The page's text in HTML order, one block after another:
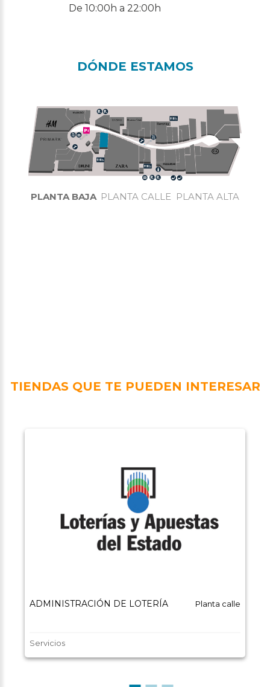
De 10:00h a 22:00h
DÓNDE ESTAMOS
PLANTA BAJA PLANTA CALLE PLANTA ALTA
TIENDAS QUE TE PUEDEN INTERESAR
ADMINISTRACIÓN DE LOTERÍA Planta calle
Servicios